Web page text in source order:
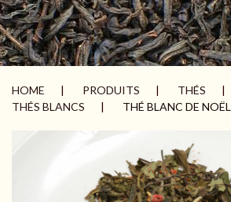
HOME PRODUITS
THÉS
THÉS BLANCS
THÉ BLANC DE NOËL